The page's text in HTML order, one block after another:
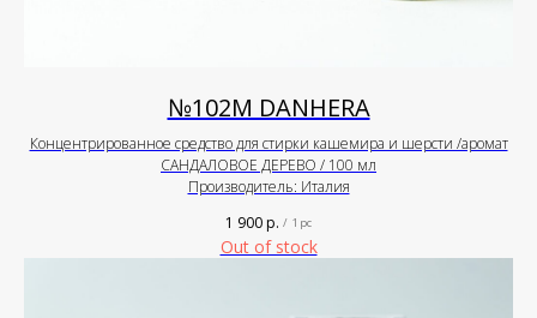
№102М DANHERA
Концентрированное средство для стирки кашемира и шерсти /аромат
САНДАЛОВОЕ ДЕРЕВО / 100 мл
Производитель: Италия
1 900р. / 1 pc
Out of stock